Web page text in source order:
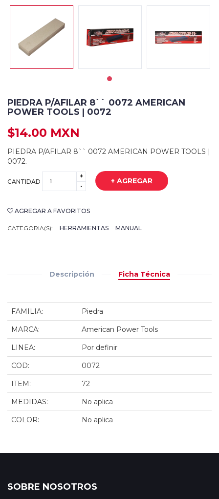
PIEDRA P/AFILAR 8`` 0072 AMERICAN
POWER TOOLS | 0072
$14.00 MXN
PIEDRA P/AFILAR 8`` 0072 AMERICAN POWER TOOLS |
0072.
CANTIDAD
+
-
+ AGREGAR
AGREGAR A FAVORITOS
CATEGORIA(S): HERRAMIENTAS MANUAL
Descripción Ficha Técnica
FAMILIA: Piedra
MARCA: American Power Tools
LINEA: Por definir
COD: 0072
ITEM: 72
MEDIDAS: No aplica
COLOR: No aplica
SOBRE NOSOTROS